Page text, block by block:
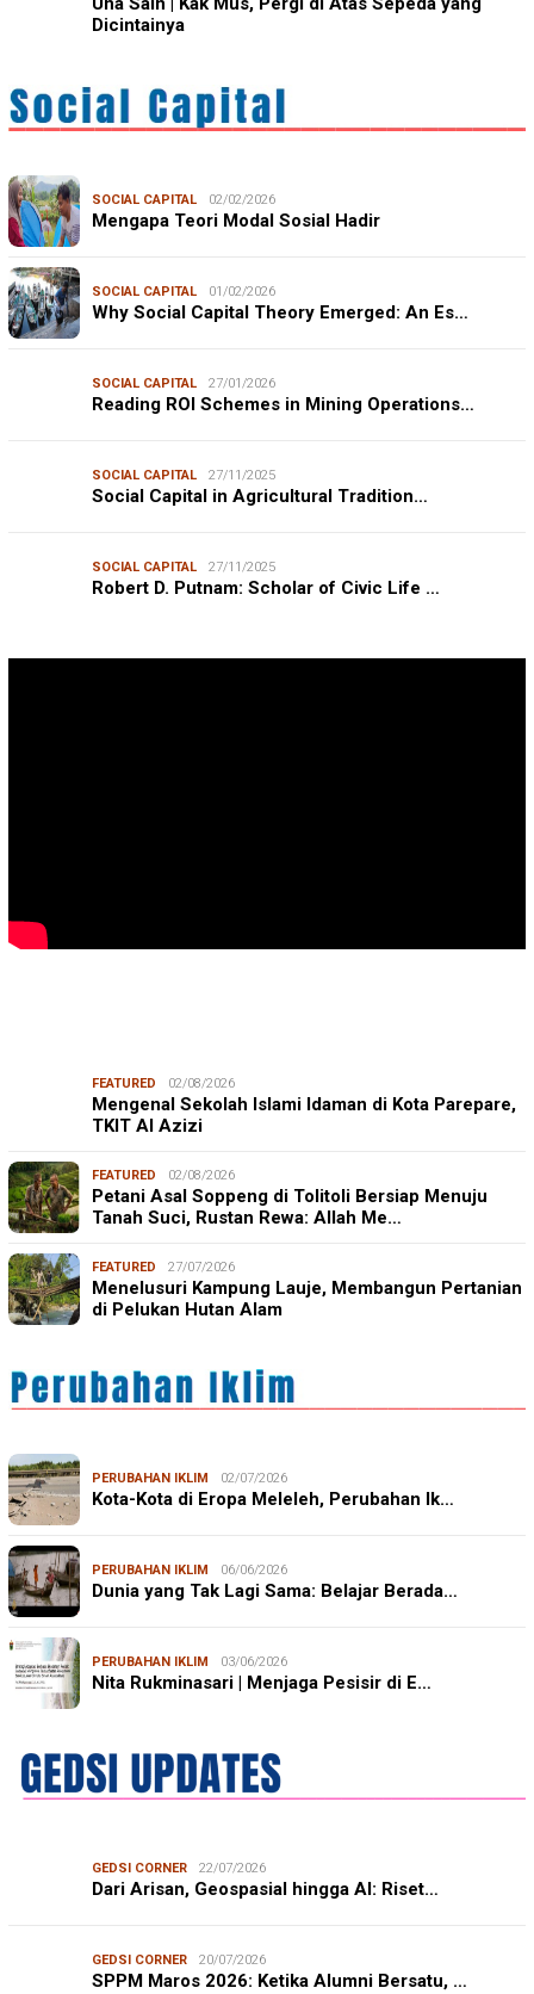
Dicintainya
SOCIAL CAPITAL 02/02/2026
Mengapa Teori Modal Sosial Hadir
SOCIAL CAPITAL 01/02/2026
Why Social Capital Theory Emerged: An Es…
SOCIAL CAPITAL 27/01/2026
Reading ROI Schemes in Mining Operations…
SOCIAL CAPITAL 27/11/2025
Social Capital in Agricultural Tradition…
SOCIAL CAPITAL 27/11/2025
Robert D. Putnam: Scholar of Civic Life …
FEATURED 02/08/2026
Mengenal Sekolah Islami Idaman di Kota Parepare,
TKIT Al Azizi
FEATURED 02/08/2026
Petani Asal Soppeng di Tolitoli Bersiap Menuju
Tanah Suci, Rustan Rewa: Allah Me…
FEATURED 27/07/2026
Menelusuri Kampung Lauje, Membangun Pertanian
di Pelukan Hutan Alam
PERUBAHAN IKLIM 02/07/2026
Kota-Kota di Eropa Meleleh, Perubahan Ik…
PERUBAHAN IKLIM 06/06/2026
Dunia yang Tak Lagi Sama: Belajar Berada…
PERUBAHAN IKLIM 03/06/2026
Nita Rukminasari | Menjaga Pesisir di E…
GEDSI CORNER 22/07/2026
Dari Arisan, Geospasial hingga AI: Riset…
GEDSI CORNER 20/07/2026
SPPM Maros 2026: Ketika Alumni Bersatu, …